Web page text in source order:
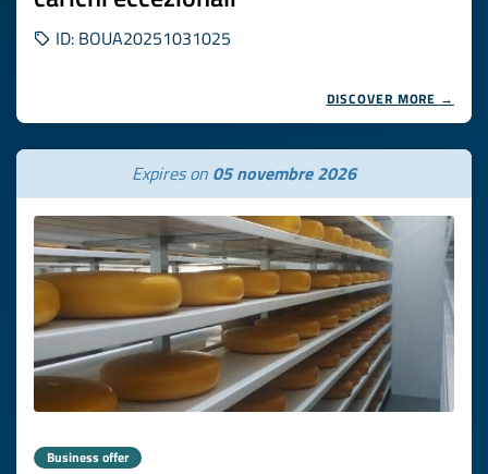
ID: BOUA20251031025
DISCOVER MORE →
Expires on 05 novembre 2026
Business offer